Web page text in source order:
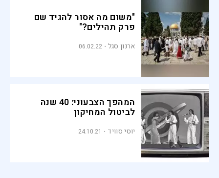
"משום מה אסור להגיד שם
פרק תהילים?"
ארנון סגל 06.02.22
המהפך הצבעוני: 40 שנה
לביטול המחיקון
יוסי סוויד 24.10.21